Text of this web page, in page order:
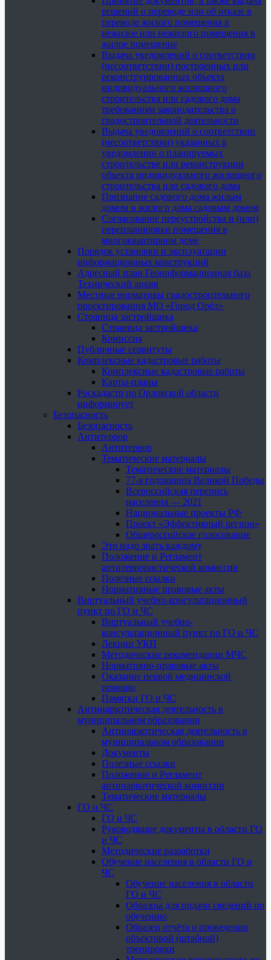
решений о переводе или об отказе в
переводе жилого помещения в
нежилое или нежилого помещения в
жилое помещение
Выдача уведомлений о соответствии
(несоответствии) построенных или
реконструированных объекта
индивидуального жилищного
строительства или садового дома
требованиям законодательства о
градостроительной деятельности
Выдача уведомлений о соответствии
(несоответствии) указанных в
уведомлении о планируемых
строительстве или реконструкции
объекта индивидуального жилищного
строительства или садового дома
Признание садового дома жилым
домом и жилого дома садовым домом
Согласование переустройства и (или)
перепланировки помещения в
многоквартирном доме
Порядок установки и эксплуатации
информационных конструкций
Адресный план Геоинформационная база
Технический архив
Местные нормативы градостроительного
проектирования МО «Город Орёл»
Страница застройщика
Страница застройщика
Комиссия
Публичные сервитуты
Комплексные кадастровые работы
Комплексные кадастровые работы
Карты-планы
Роскадастр по Орловской области
информирует
Безопасность
Безопасность
Антитеррор
Антитеррор
Тематические материалы
Тематические материалы
77-я годовщина Великой Победы
Всероссийская перепись
населения — 2021
Национальные проекты РФ
Проект «Эффективный регион»
Общероссийское голосование
Это надо знать каждому
Положение и Регламент
антитеррористической комиссии
Полезные ссылки
Нормативные правовые акты
Виртуальный учебно-консультационный
пункт по ГО и ЧС
Виртуальный учебно-
консультационный пункт по ГО и ЧС
Лекции УКП
Методические рекомендации МЧС
Нормативно-правовые акты
Оказание первой медицинской
помощи
Памятки ГО и ЧС
Антинаркотическая деятельность в
муниципальном образовании
Антинаркотическая деятельность в
муниципальном образовании
Документы
Полезные ссылки
Положение и Регламент
антинаркотической комиссии
Тематические материалы
ГО и ЧС
ГО и ЧС
Руководящие документы в области ГО
и ЧС
Методические разработки
Обучение населения в области ГО и
ЧС
Обучение населения в области
ГО и ЧС
Образцы для подачи сведений по
обучению
Образец отчёта о проведении
объектовой (штабной)
тренировки